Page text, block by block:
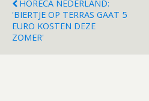
HORECA NEDERLAND:
'BIERTJE OP TERRAS GAAT 5
EURO KOSTEN DEZE
ZOMER'